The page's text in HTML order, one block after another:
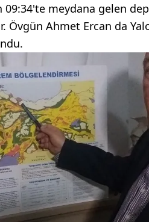
09:34'te meydana gelen
Övgün Ahmet Ercan da